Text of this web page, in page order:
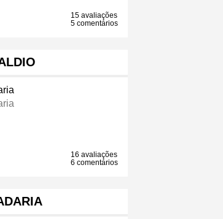
15 avaliações
5 comentários
16 avaliações
6 comentários